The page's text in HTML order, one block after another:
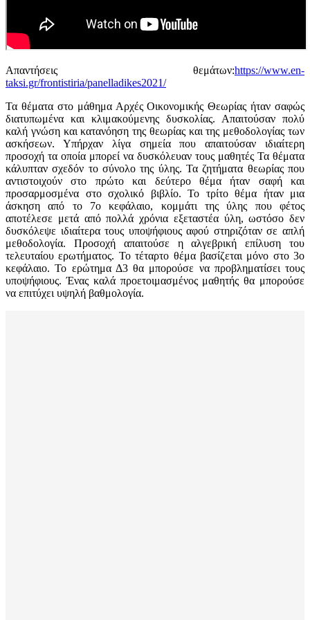
Απαντήσεις θεμάτων:https://www.en-
taksi.gr/frontistiria/panelladikes2021/
Τα θέματα στο μάθημα Αρχές Οικονομικής Θεωρίας ήταν σαφώς
διατυπωμένα και κλιμακούμενης δυσκολίας. Απαιτούσαν πολύ
καλή γνώση και κατανόηση της θεωρίας και της μεθοδολογίας των
ασκήσεων. Υπήρχαν λίγα σημεία που απαιτούσαν ιδιαίτερη
προσοχή τα οποία μπορεί να δυσκόλευαν τους μαθητές Τα θέματα
κάλυπταν σχεδόν το σύνολο της ύλης. Τα ζητήματα θεωρίας που
αντιστοιχούν στο πρώτο και δεύτερο θέμα ήταν σαφή και
προσαρμοσμένα στο σχολικό βιβλίο. Το τρίτο θέμα ήταν μια
άσκηση από το 7ο κεφάλαιο, κομμάτι της ύλης που φέτος
αποτέλεσε μετά από πολλά χρόνια εξεταστέα ύλη, ωστόσο δεν
δυσκόλεψε ιδιαίτερα τους υποψήφιους αφού στηριζόταν σε απλή
μεθοδολογία. Προσοχή απαιτούσε η αλγεβρική επίλυση του
τελευταίου ερωτήματος. Το τέταρτο θέμα βασίζεται μόνο στο 3ο
κεφάλαιο. Το ερώτημα Δ3 θα μπορούσε να προβληματίσει τους
υποψήφιους. Ένας καλά προετοιμασμένος μαθητής θα μπορούσε
να επιτύχει υψηλή βαθμολογία.